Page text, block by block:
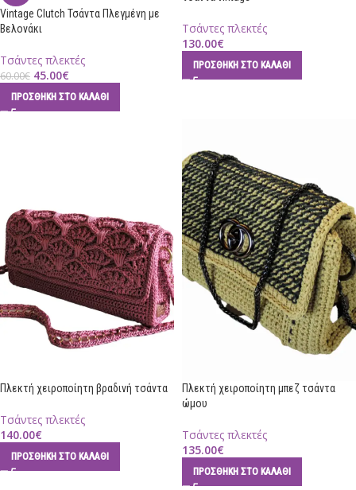
Vintage Clutch Τσάντα Πλεγμένη με
Βελονάκι
Τσάντες πλεκτές
60.00€ 45.00€
ΠΡΟΣΘΉΚΗ ΣΤΟ ΚΑΛΆΘΙ
Τσάντες πλεκτές
130.00€
ΠΡΟΣΘΉΚΗ ΣΤΟ ΚΑΛΆΘΙ
Πλεκτή χειροποίητη βραδινή τσάντα
Τσάντες πλεκτές
140.00€
ΠΡΟΣΘΉΚΗ ΣΤΟ ΚΑΛΆΘΙ
Πλεκτή χειροποίητη μπεζ τσάντα
ώμου
Τσάντες πλεκτές
135.00€
ΠΡΟΣΘΉΚΗ ΣΤΟ ΚΑΛΆΘΙ